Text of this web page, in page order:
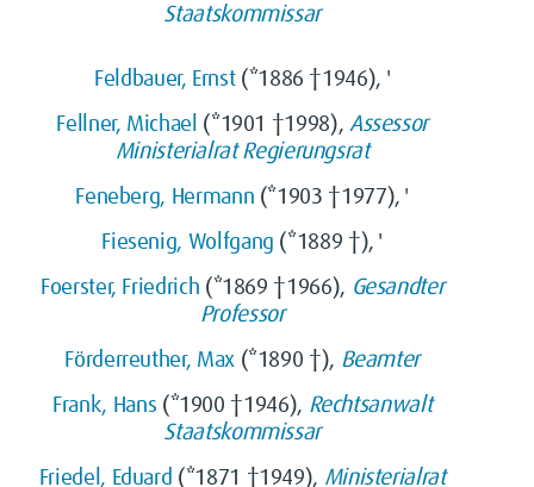
Staatskommissar
Feldbauer, Ernst(*1886 †1946), '
Fellner, Michael (*1901 †1998), Assessor
Ministerialrat Regierungsrat
Feneberg, Hermann (*1903 †1977), '
Fiesenig, Wolfgang (*1889 †), '
Foerster, Friedrich (*1869 †1966), Gesandter
Professor
Förderreuther, Max (*1890 †), Beamter
Frank, Hans (*1900 †1946), Rechtsanwalt
Staatskommissar
Friedel, Eduard (*1871 †1949), Ministerialrat